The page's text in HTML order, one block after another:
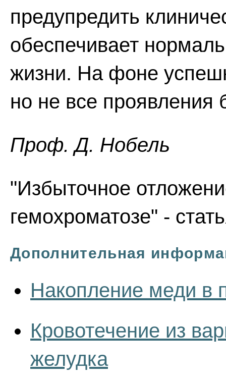
предупредить
обеспечивает
жизни. На фоне
но не все проявления
Проф. Д. Нобель
"Избыточное
гемохроматозе" -
Дополнительная
Накопление меди в
Кровотечение из
желудка